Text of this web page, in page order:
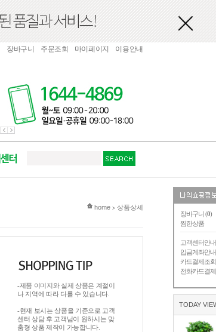
장바구니 (0)
찜한상품
고객센터안내
입금계좌안내
카드결제조회
전화카드결제
TODAY
장바구니 주문조회 마이페이지 이용안내
현재 위치
home > 상품상세
-제품 이미지와 실제 상품은 계절이
나 지역에 따라 다를 수 있습니다.
-현재 보시는 상품을 기준으로 고객
센터 상담 후 고객님이 원하시는 맞
춤형 상품 제작이 가능합니다.